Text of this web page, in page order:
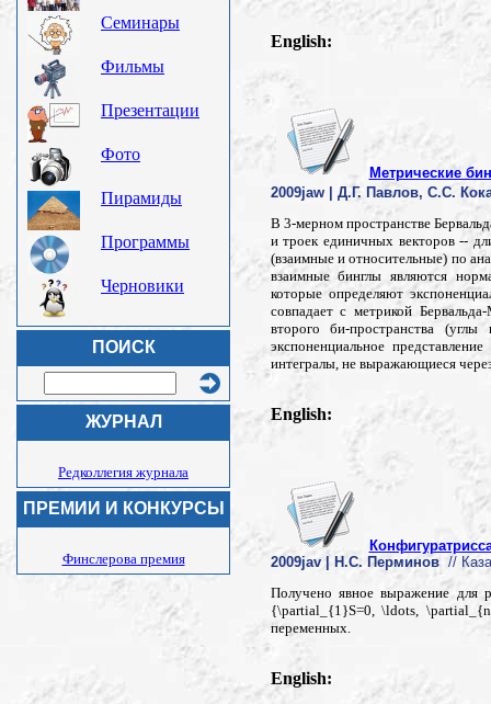
Семинары
Фильмы
Презентации
Фото
Пирамиды
Программы
Черновики
ПОИСК
ЖУРНАЛ
Редколлегия журнала
ПРЕМИИ И КОНКУРСЫ
Финслерова премия
English:
Метрические
2009jaw | Д.Г. Павлов, С.С.
В 3-мерном пространстве
и троек единичных векторов --
(взаимные и относительные) по
взаимные бинглы являются
которые определяют
совпадает с метрикой
второго би-пространства
экспоненциальное
интегралы, не выражающиеся
English:
2009jav | Н.С. Перминов//
Получено явное выражение для
{\partial_{1}S=0, \ldots,
переменных.
English: